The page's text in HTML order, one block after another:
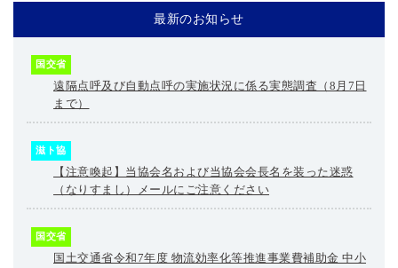
最新のお知らせ
国交省
遠隔点呼及び自動点呼の実施状況に係る実態調査（8月7日
まで）
滋ト協
【注意喚起】当協会名および当協会会長名を装った迷惑
（なりすまし）メールにご注意ください
国交省
国土交通省令和7年度 物流効率化等推進事業費補助金 中小